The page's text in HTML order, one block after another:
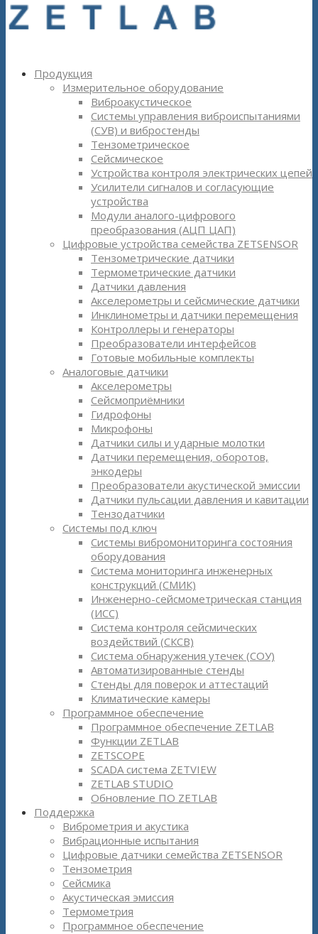
Продукция
Измерительное оборудование
Виброакустическое
Системы управления виброиспытаниями
(СУВ) и вибростенды
Тензометрическое
Сейсмическое
Устройства контроля электрических цепей
Усилители сигналов и согласующие
устройства
Модули аналого-цифрового
преобразования (АЦП ЦАП)
Цифровые устройства семейства ZETSENSOR
Тензометрические датчики
Термометрические датчики
Датчики давления
Акселерометры и сейсмические датчики
Инклинометры и датчики перемещения
Контроллеры и генераторы
Преобразователи интерфейсов
Готовые мобильные комплекты
Аналоговые датчики
Акселерометры
Сейсмоприёмники
Гидрофоны
Микрофоны
Датчики силы и ударные молотки
Датчики перемещения, оборотов,
энкодеры
Преобразователи акустической эмиссии
Датчики пульсации давления и кавитации
Тензодатчики
Системы под ключ
Системы вибромониторинга состояния
оборудования
Система мониторинга инженерных
конструкций (СМИК)
Инженерно-сейсмометрическая станция
(ИСС)
Система контроля сейсмических
воздействий (СКСВ)
Система обнаружения утечек (СОУ)
Автоматизированные стенды
Стенды для поверок и аттестаций
Климатические камеры
Программное обеспечение
Программное обеспечение ZETLAB
Функции ZETLAB
ZETSCOPE
SCADA система ZETVIEW
ZETLAB STUDIO
Обновление ПО ZETLAB
Поддержка
Виброметрия и акустика
Вибрационные испытания
Цифровые датчики семейства ZETSENSOR
Тензометрия
Сейсмика
Акустическая эмиссия
Термометрия
Программное обеспечение